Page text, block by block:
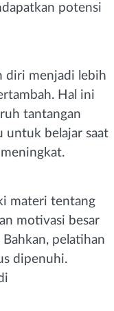
potensi
diri menjadi lebih
Hal ini
tantangan
untuk belajar saat
materi tentang
motivasi besar
pelatihan
dipenuhi.